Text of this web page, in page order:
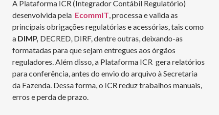
A Plataforma ICR (Integrador Contábil Regulatório)
desenvolvida pela EcommIT, processa e valida as
principais obrigações regulatórias e acessórias, tais como
a DIMP, DECRED, DIRF, dentre outras, deixando-as
formatadas para que sejam entregues aos órgãos
reguladores. Além disso, a Plataforma ICR gera relatórios
para conferência, antes do envio do arquivo à Secretaria
da Fazenda. Dessa forma, o ICR reduz trabalhos manuais,
erros e perda de prazo.